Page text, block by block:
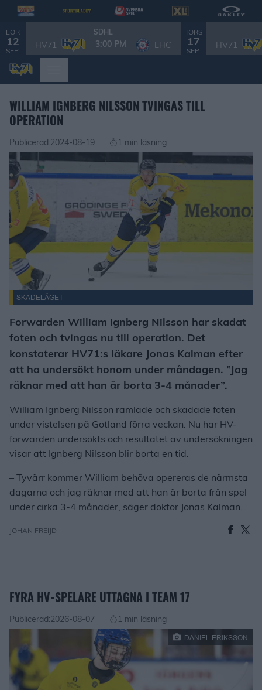
LÖR
12
SEP.
SDHL
HV71 3:00 PM LHC
TORS
17
SEP.
HV71
WILLIAM IGNBERG NILSSON TVINGAS TILL
OPERATION
Publicerad:2024-08-19 1 min läsning
SKADELÄGET
Forwarden William Ignberg Nilsson har skadat
foten och tvingas nu till operation. Det
konstaterar HV71:s läkare Jonas Kalman efter
att ha undersökt honom under måndagen. ”Jag
räknar med att han är borta 3-4 månader”.
William Ignberg Nilsson ramlade och skadade foten
under vistelsen på Gotland förra veckan. Nu har HV-
forwarden undersökts och resultatet av undersökningen
visar att Ignberg Nilsson blir borta en tid.
– Tyvärr kommer William behöva opereras de närmsta
dagarna och jag räknar med att han är borta från spel
under cirka 3-4 månader, säger doktor Jonas Kalman.
JOHAN FREIJD
FYRA HV-SPELARE UTTAGNA I TEAM 17
Publicerad:2026-08-07 1 min läsning
DANIEL ERIKSSON